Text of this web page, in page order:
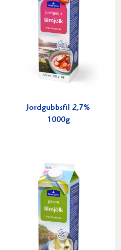
Jordgubbsfil 2,7%
1000g